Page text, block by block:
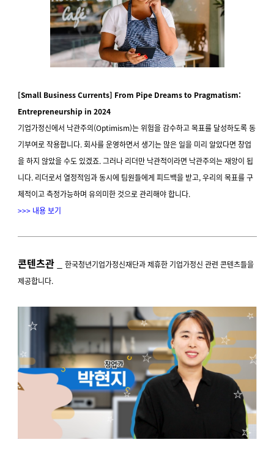
[Small Business Currents] From Pipe Dreams to Pragmatism:
Entrepreneurship in 2024
기업가정신에서 낙관주의(Optimism)는 위험을 감수하고 목표를 달성하도록 동
기부여로 작용합니다. 회사를 운영하면서 생기는 많은 일을 미리 알았다면 창업
을 하지 않았을 수도 있겠죠. 그러나 리더만 낙관적이라면 낙관주의는 재앙이 됩
니다. 리더로서 열정적임과 동시에 팀원들에게 피드백을 받고, 우리의 목표를 구
체적이고 측정가능하며 유의미한 것으로 관리해야 합니다.
>>> 내용 보기
콘텐츠관
한국청년기업가정신재단과 제휴한 기업가정신 관련 콘텐츠들을
제공합니다.